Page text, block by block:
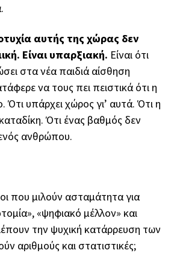
αυτής της χώρας δεν
Είναι υπαρξιακή. Είναι ότι
στα νέα παιδιά αίσθηση
να τους πει πειστικά ότι η
Ότι υπάρχει χώρος γι’ αυτά. Ότι η
Ότι ένας βαθμός δεν
ανθρώπου.
που μιλούν ασταμάτητα για
«ψηφιακό μέλλον» και
την ψυχική κατάρρευση των
αριθμούς και στατιστικές;